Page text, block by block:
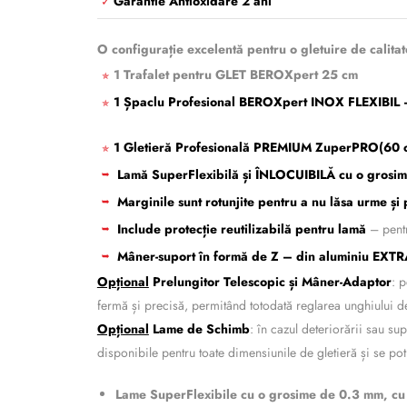
O configurație excelentă pentru o gletuire de
✯ 1 Trafalet pentru GLET BEROXpert 25 cm
✯ 1 Șpaclu Profesional BEROXpert INOX FLEXIBIL
✯ 1 Gletieră Profesională PREMIUM ZuperPRO(60
➥ Lamă SuperFlexibilă și ÎNLOCUIBILĂ cu o
➥ Marginile sunt rotunjite pentru a nu lăsa urme
➥ Include protecție reutilizabilă pentru lamă –
➥ Mâner-suport în formă de Z – din aluminiu
Opțional Prelungitor Telescopic și Mâner-Adaptor:
fermă și precisă, permitând totodată reglarea unghiului
Opțional Lame de Schimb: în cazul deteriorării sau
disponibile pentru toate dimensiunile de gletieră și se
Lame SuperFlexibile cu o grosime de 0.3 mm,